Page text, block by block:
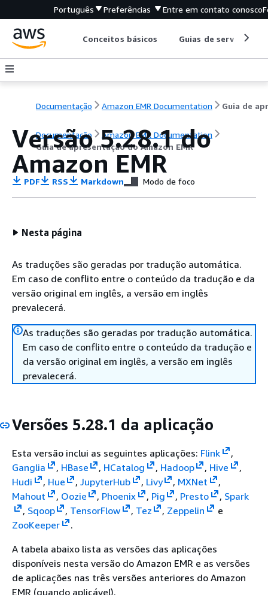
Português Preferências Entre em contato conosco
Conceitos básicos Guias de serviço
Documentação Amazon EMR Documentation
Documentação
Amazon EMR Documentation
Guia de apresentação do Amazon EMR
Versão 5.28.1 do
Amazon EMR
PDF RSS Markdown Modo de foco
Nesta página
As traduções são geradas por tradução automática.
Em caso de conflito entre o conteúdo da tradução e da
versão original em inglês, a versão em inglês
prevalecerá.
As traduções são geradas por tradução automática.
Em caso de conflito entre o conteúdo da tradução e
da versão original em inglês, a versão em inglês
prevalecerá.
Versões 5.28.1 da aplicação
Esta versão inclui as seguintes aplicações: Flink
,
Ganglia
, HBase , HCatalog , Hadoop , Hive
,
Hudi
, Hue , JupyterHub , Livy , MXNet
,
Mahout
, Oozie , Phoenix , Pig , Presto , Spark
, Sqoop , TensorFlow , Tez , Zeppelin
e
ZooKeeper
.
A tabela abaixo lista as versões das aplicações
disponíveis nesta versão do Amazon EMR e as versões
de aplicações nas três versões anteriores do Amazon
EMR (quando aplicável).